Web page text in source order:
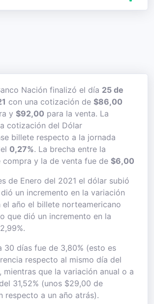
Nación finalizó el día 25 de
con una cotización de $86,00
y $92,00 para la venta. La
cotización del Dólar
billete respecto a la jornada
0,27%. La brecha entre la
y la de venta fue de $6,00
de Enero del 2021 el dólar subió
un incremento en la variación
el año el billete norteamericano
que dió un incremento en la
30 días fue de 3,80% (esto es
respecto al mismo día del
mientras que la variación anual o a
31,52% (unos $29,00 de
respecto a un año atrás).